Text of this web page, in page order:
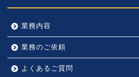
業務内容
業務のご依頼
よくあるご質問